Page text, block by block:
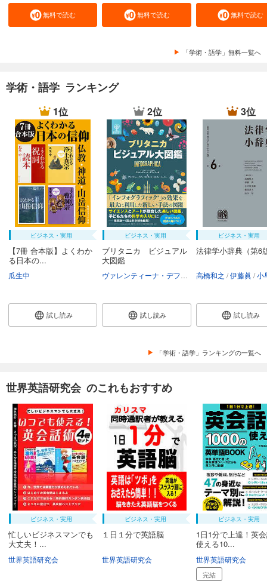
無料で読む 無料で読む 無料で読む
「学術・語学」無料一覧へ
学術・語学 ランキング
1位
ビジネス・実用
【7冊 合本版】よくわか
る日本の...
瓜生中
試し読み
2位
ビジネス・実用
ブリタニカ ビジュアル
大図鑑
アンドリュー・
試し読み
3位
ビジネス・実用
法律学小辞典（第6
高橋和之 伊藤眞 小早川
試し読み
「学術・語学」ランキングの一覧へ
世界英語研究会 のこれもおすすめ
ビジネス・実用
忙しいビジネスマンでも
大丈夫！...
世界英語研究会
ビジネス・実用
１日１分で英語脳
世界英語研究会
ビジネス・実用
1日1分で上達！英
使える10...
世界英語研究会
完結